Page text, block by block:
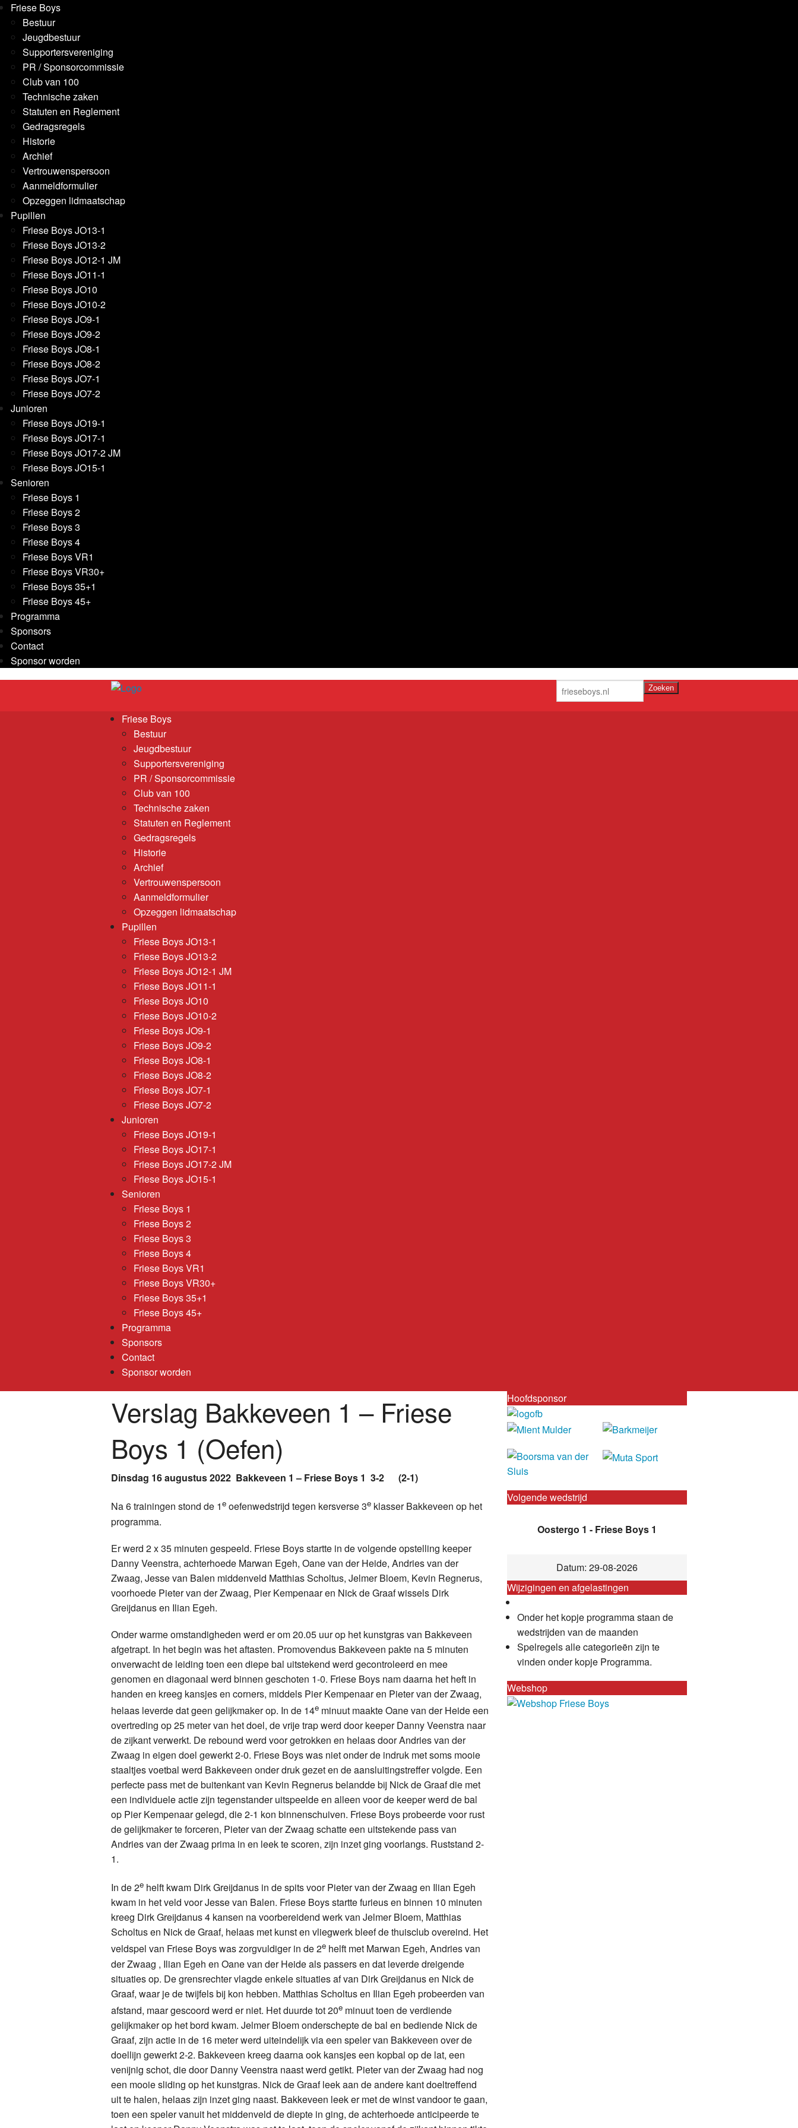
Friese Boys
Bestuur
Jeugdbestuur
Supportersvereniging
PR / Sponsorcommissie
Club van 100
Technische zaken
Statuten en Reglement
Gedragsregels
Historie
Archief
Vertrouwenspersoon
Aanmeldformulier
Opzeggen lidmaatschap
Pupillen
Friese Boys JO13-1
Friese Boys JO13-2
Friese Boys JO12-1 JM
Friese Boys JO11-1
Friese Boys JO10
Friese Boys JO10-2
Friese Boys JO9-1
Friese Boys JO9-2
Friese Boys JO8-1
Friese Boys JO8-2
Friese Boys JO7-1
Friese Boys JO7-2
Junioren
Friese Boys JO19-1
Friese Boys JO17-1
Friese Boys JO17-2 JM
Friese Boys JO15-1
Senioren
Friese Boys 1
Friese Boys 2
Friese Boys 3
Friese Boys 4
Friese Boys VR1
Friese Boys VR30+
Friese Boys 35+1
Friese Boys 45+
Programma
Sponsors
Contact
Sponsor worden
Friese Boys
Bestuur
Jeugdbestuur
Supportersvereniging
PR / Sponsorcommissie
Club van 100
Technische zaken
Statuten en Reglement
Gedragsregels
Historie
Archief
Vertrouwenspersoon
Aanmeldformulier
Opzeggen lidmaatschap
Pupillen
Friese Boys JO13-1
Friese Boys JO13-2
Friese Boys JO12-1 JM
Friese Boys JO11-1
Friese Boys JO10
Friese Boys JO10-2
Friese Boys JO9-1
Friese Boys JO9-2
Friese Boys JO8-1
Friese Boys JO8-2
Friese Boys JO7-1
Friese Boys JO7-2
Junioren
Friese Boys JO19-1
Friese Boys JO17-1
Friese Boys JO17-2 JM
Friese Boys JO15-1
Senioren
Friese Boys 1
Friese Boys 2
Friese Boys 3
Friese Boys 4
Friese Boys VR1
Friese Boys VR30+
Friese Boys 35+1
Friese Boys 45+
Programma
Sponsors
Contact
Sponsor worden
Verslag Bakkeveen 1 – Friese
Boys 1 (Oefen)
Dinsdag 16 augustus 2022 Bakkeveen 1 – Friese Boys 1 3-2 (2-1)
Na 6 trainingen stond de 1e oefenwedstrijd tegen kersverse 3e klasser Bakkeveen op het
programma.
Er werd 2 x 35 minuten gespeeld. Friese Boys startte in de volgende opstelling keeper
Danny Veenstra, achterhoede Marwan Egeh, Oane van der Heide, Andries van der
Zwaag, Jesse van Balen middenveld Matthias Scholtus, Jelmer Bloem, Kevin Regnerus,
voorhoede Pieter van der Zwaag, Pier Kempenaar en Nick de Graaf wissels Dirk
Greijdanus en Ilian Egeh.
Onder warme omstandigheden werd er om 20.05 uur op het kunstgras van Bakkeveen
afgetrapt. In het begin was het aftasten. Promovendus Bakkeveen pakte na 5 minuten
onverwacht de leiding toen een diepe bal uitstekend werd gecontroleerd en mee
genomen en diagonaal werd binnen geschoten 1-0. Friese Boys nam daarna het heft in
handen en kreeg kansjes en corners, middels Pier Kempenaar en Pieter van der Zwaag,
helaas leverde dat geen gelijkmaker op. In de 14e minuut maakte Oane van der Heide een
overtreding op 25 meter van het doel, de vrije trap werd door keeper Danny Veenstra naar
de zijkant verwerkt. De rebound werd voor getrokken en helaas door Andries van der
Zwaag in eigen doel gewerkt 2-0. Friese Boys was niet onder de indruk met soms mooie
staaltjes voetbal werd Bakkeveen onder druk gezet en de aansluitingstreffer volgde. Een
perfecte pass met de buitenkant van Kevin Regnerus belandde bij Nick de Graaf die met
een individuele actie zijn tegenstander uitspeelde en alleen voor de keeper werd de bal
op Pier Kempenaar gelegd, die 2-1 kon binnenschuiven. Friese Boys probeerde voor rust
de gelijkmaker te forceren, Pieter van der Zwaag schatte een uitstekende pass van
Andries van der Zwaag prima in en leek te scoren, zijn inzet ging voorlangs. Ruststand 2-
1.
In de 2e helft kwam Dirk Greijdanus in de spits voor Pieter van der Zwaag en Ilian Egeh
kwam in het veld voor Jesse van Balen. Friese Boys startte furieus en binnen 10 minuten
kreeg Dirk Greijdanus 4 kansen na voorbereidend werk van Jelmer Bloem, Matthias
Scholtus en Nick de Graaf, helaas met kunst en vliegwerk bleef de thuisclub overeind. Het
veldspel van Friese Boys was zorgvuldiger in de 2e helft met Marwan Egeh, Andries van
der Zwaag , Ilian Egeh en Oane van der Heide als passers en dat leverde dreigende
situaties op. De grensrechter vlagde enkele situaties af van Dirk Greijdanus en Nick de
Graaf, waar je de twijfels bij kon hebben. Matthias Scholtus en Ilian Egeh probeerden van
afstand, maar gescoord werd er niet. Het duurde tot 20e minuut toen de verdiende
gelijkmaker op het bord kwam. Jelmer Bloem onderschepte de bal en bediende Nick de
Graaf, zijn actie in de 16 meter werd uiteindelijk via een speler van Bakkeveen over de
doellijn gewerkt 2-2. Bakkeveen kreeg daarna ook kansjes een kopbal op de lat, een
venijnig schot, die door Danny Veenstra naast werd getikt. Pieter van der Zwaag had nog
een mooie sliding op het kunstgras. Nick de Graaf leek aan de andere kant doeltreffend
uit te halen, helaas zijn inzet ging naast. Bakkeveen leek er met de winst vandoor te gaan,
toen een speler vanuit het middenveld de diepte in ging, de achterhoede anticipeerde te
Hoofdsponsor
Volgende wedstrijd
Oostergo 1 - Friese Boys 1
Datum: 29-08-2026
Wijzigingen en afgelastingen
Onder het kopje programma staan de
wedstrijden van de maanden
Spelregels alle categorieën zijn te
vinden onder kopje Programma.
Webshop